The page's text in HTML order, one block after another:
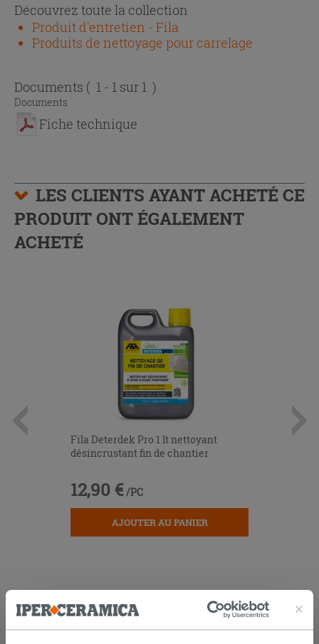
Découvrez toute la collection
Produit d'entretien - Fila
Produits de nettoyage pour carrelage
Documents ( 1 - 1 sur 1 )
Documents
Fiche technique
LES CLIENTS AYANT ACHETÉ CE
PRODUIT ONT ÉGALEMENT
ACHETÉ
Fila Deterdek Pro 1 lt nettoyant
désincrustant fin de chantier
12,90 € /PC
AJOUTER AU PANIER